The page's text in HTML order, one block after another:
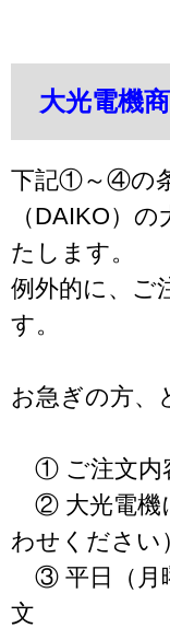
大光電機
下記①～④の
（DAIKO）
たします。
例外的に、ご
す。
お急ぎの方、
① ご注文内
② 大光電機
わせください
③ 平日（月
文